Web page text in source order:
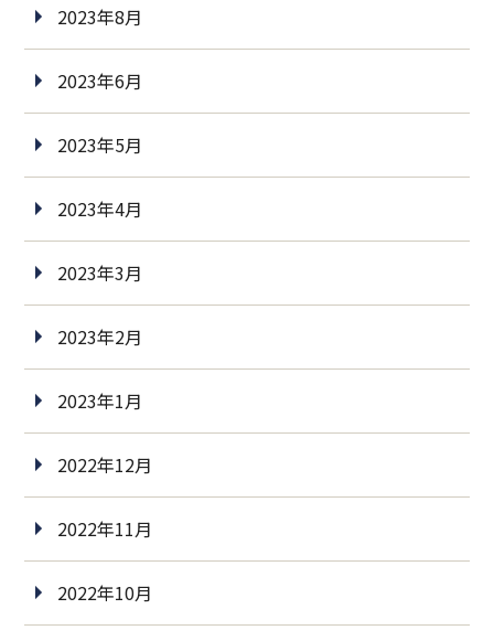
2023年8月
2023年6月
2023年5月
2023年4月
2023年3月
2023年2月
2023年1月
2022年12月
2022年11月
2022年10月